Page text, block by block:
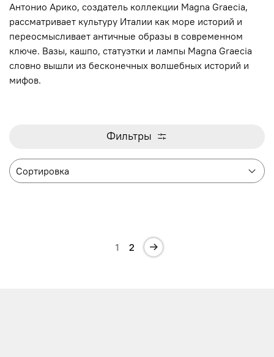
Антонио Арико, создатель коллекции Magna Graecia,
рассматривает культуру Италии как море историй и
переосмысливает античные образы в современном
ключе. Вазы, кашпо, статуэтки и лампы Magna Graecia
словно вышли из бесконечных волшебных историй и
мифов.
Фильтры
1 2